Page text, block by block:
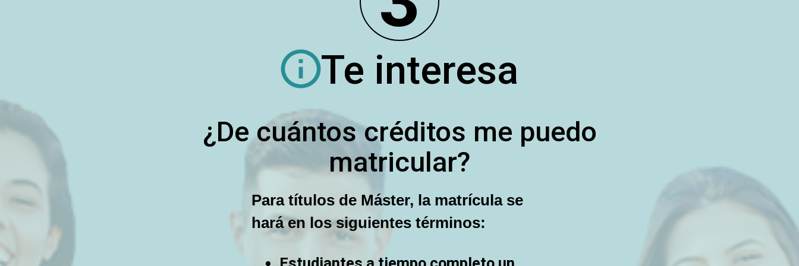
Te interesa
¿De cuántos créditos me puedo
matricular?
Para títulos de Máster, la matrícula se
hará en los siguientes términos: